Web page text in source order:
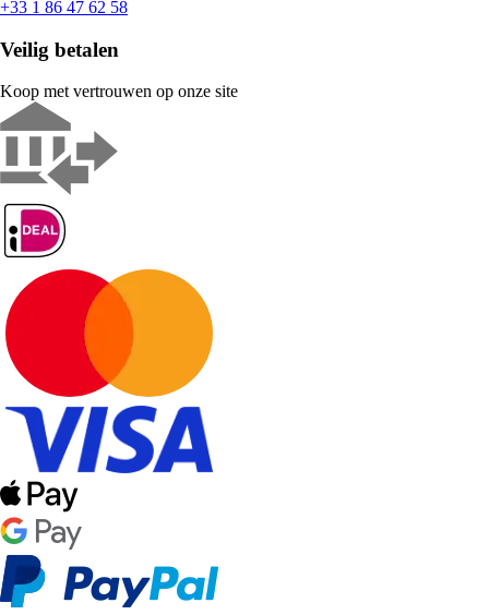
+33 1 86 47 62 58
Veilig betalen
Koop met vertrouwen op onze site